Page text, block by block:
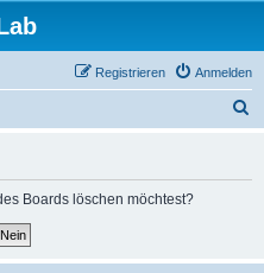
Anmelden
Registrieren
Boards löschen möchtest?